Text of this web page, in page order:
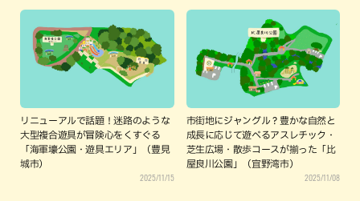
リニューアルで話題！迷路のような
大型複合遊具が冒険心をくすぐる
「海軍壕公園・遊具エリア」（豊見
城市）
2025/11/15
市街地にジャングル？豊かな自然と
成長に応じて遊べるアスレチック・
芝生広場・散歩コースが揃った「比
屋良川公園」（宜野湾市）
2025/11/08